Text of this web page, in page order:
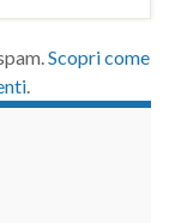
Scopri come